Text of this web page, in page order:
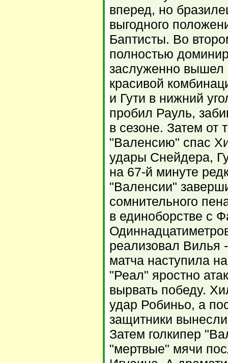
вперед, но
выгодного
Баптисты. Во
полностью
заслуженно вышел
красивой
и Гути в нижний
пробил Рауль,
в сезоне. Затем от
"Валенсию" спас
удары Снейдера,
на 67-й минуте
"Валенсии"
сомнительного
в единоборстве с
реализовал Вилья
матча наступила
"Реал" яростно
вырвать победу.
удар Робиньо, а
защитники
Затем голкипер
"мертвые" мячи